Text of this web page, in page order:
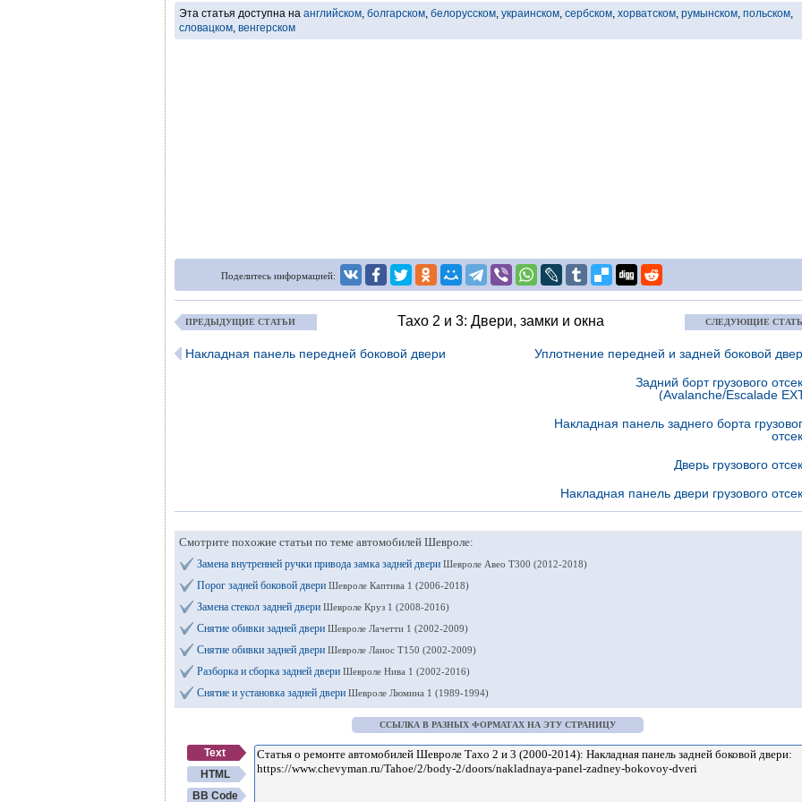
Эта статья доступна на английском, болгарском, белорусском, украинском, сербском, хорватском, румынском, польском,
словацком, венгерском
Поделитесь информацией:
ПРЕДЫДУЩИЕ СТАТЬИ Тахо 2 и 3: Двери, замки и окна СЛЕДУЮЩИЕ
Накладная панель передней боковой двери
Уплотнение передней и задней боковой
Задний борт грузового
(Avalanche/Escalade
Накладная панель заднего борта
Дверь грузового
Накладная панель двери грузового
Смотрите похожие статьи по теме автомобилей Шевроле:
Замена внутренней ручки привода замка задней двери Шевроле Авео Т300 (2012-2018)
Порог задней боковой двери Шевроле Каптива 1 (2006-2018)
Замена стекол задней двери Шевроле Круз 1 (2008-2016)
Снятие обивки задней двери Шевроле Лачетти 1 (2002-2009)
Снятие обивки задней двери Шевроле Ланос Т150 (2002-2009)
Разборка и сборка задней двери Шевроле Нива 1 (2002-2016)
Снятие и установка задней двери Шевроле Люмина 1 (1989-1994)
ССЫЛКА В РАЗНЫХ ФОРМАТАХ НА ЭТУ СТРАНИЦУ
Text
HTML
BB Code